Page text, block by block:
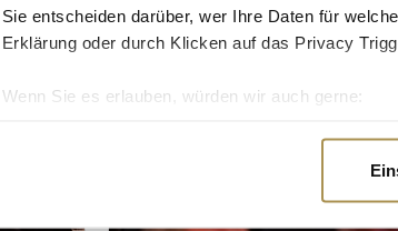
Sie entscheiden darüber, wer Ihre Daten für
Erklärung oder durch Klicken auf das Privacy
Wenn Sie es erlauben, würden wir auch gerne:
Erfahren Sie mehr darüber, wie Ihre persönlichen